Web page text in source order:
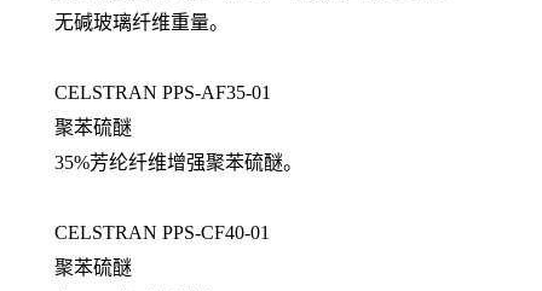
无碱玻璃纤维重量。
CELSTRAN PPS-AF35-01
聚苯硫醚
35%芳纶纤维增强聚苯硫醚。
CELSTRAN PPS-CF40-01
聚苯硫醚